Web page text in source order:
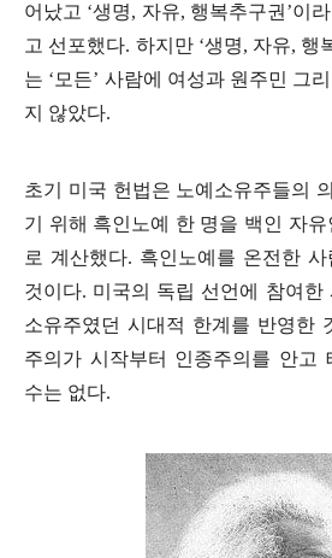
어났고 ‘생명, 자유, 행복추구권’이
고 선포했다. 하지만 ‘생명, 자유, 행
는 ‘모든’ 사람에 여성과 원주민 그
지 않았다.
초기 미국 헌법은 노예소유주들의
기 위해 흑인노예 한 명을 백인 자유
로 계산했다. 흑인노예를 온전한
것이다. 미국의 독립 선언에 참여한
소유주였던 시대적 한계를 반영한
주의가 시작부터 인종주의를 안고
수는 없다.